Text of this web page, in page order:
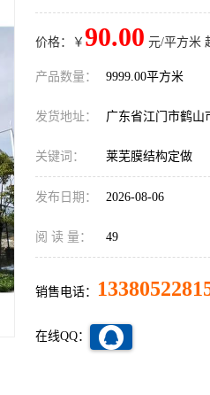
价格：￥ 90.00 元/平方米
产品数量： 9999.00平方米
发货地址： 广东省江门市鹤山
关键词： 莱芜膜结构定做
发布日期： 2026-08-06
阅 读 量： 49
销售电话：
在线QQ：